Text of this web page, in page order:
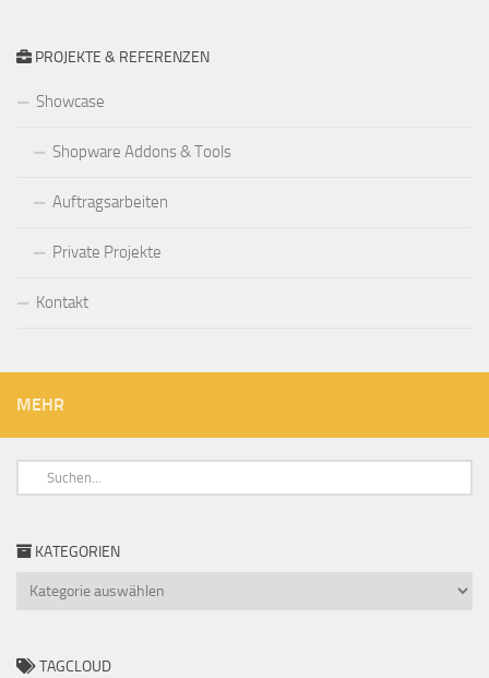
PROJEKTE & REFERENZEN
Showcase
Shopware Addons & Tools
Auftragsarbeiten
Private Projekte
Kontakt
MEHR
KATEGORIEN
TAGCLOUD